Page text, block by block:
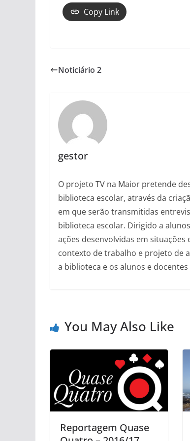
Copy Link
Noticiário 2
gestor
O projeto TV na Maior pretende
biblioteca escolar, através da
em que serão transmitidas
biblioteca escolar. Dirigido a
ações desenvolvidas em
contexto de trabalho e projeto de
a biblioteca e os alunos e
You May Also Like
Reportagem Quase